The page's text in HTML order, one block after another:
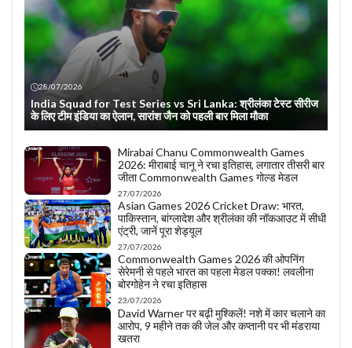
28/07/2026
India Squad for Test Series vs Sri Lanka: श्रीलंका टेस्ट सीरीज
के लिए टीम इंडिया का ऐलान, सारांश जैन को पहली बार मिला मौका
Mirabai Chanu Commonwealth Games
2026: मीराबाई चानू ने रचा इतिहास, लगातार तीसरी बार
जीता Commonwealth Games गोल्ड मेडल
27/07/2026
Asian Games 2026 Cricket Draw: भारत,
पाकिस्तान, बांग्लादेश और श्रीलंका की नॉकआउट में सीधी
एंट्री, जानें पूरा शेड्यूल
27/07/2026
Commonwealth Games 2026 की ओपनिंग
सेरेमनी से पहले भारत का पहला मेडल पक्का! लवलीना
बोरगोहेन ने रचा इतिहास
23/07/2026
David Warner पर बढ़ी मुश्किलें! नशे में कार चलाने का
आरोप, 9 महीने तक की जेल और कप्तानी पर भी मंडराया
खतरा